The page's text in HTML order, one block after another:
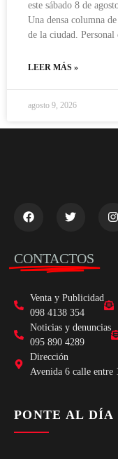
este sábado 8 de
Una densa columna
de la ciudad. Personal
LEER MÁS »
agosto 9, 2026
CONTACTOS
Venta y Publicidad
098 4138 354
Noticias y denuncias
095 890 4289
Dirección
Avenida 6 calle entre
PONTE AL DÍA